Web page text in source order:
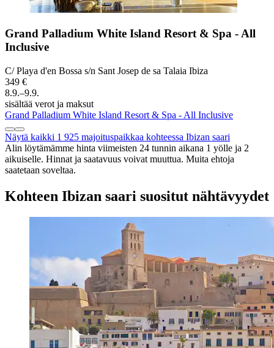
Grand Palladium White Island Resort & Spa - All
Inclusive
C/ Playa d'en Bossa s/n Sant Josep de sa Talaia Ibiza
349 €
8.9.–9.9.
sisältää verot ja maksut
Grand Palladium White Island Resort & Spa - All Inclusive
Näytä kaikki 1 925 majoituspaikkaa kohteessa Ibizan saari
Alin löytämämme hinta viimeisten 24 tunnin aikana 1 yölle ja 2
aikuiselle. Hinnat ja saatavuus voivat muuttua. Muita ehtoja
saatetaan soveltaa.
Kohteen Ibizan saari suositut nähtävyydet